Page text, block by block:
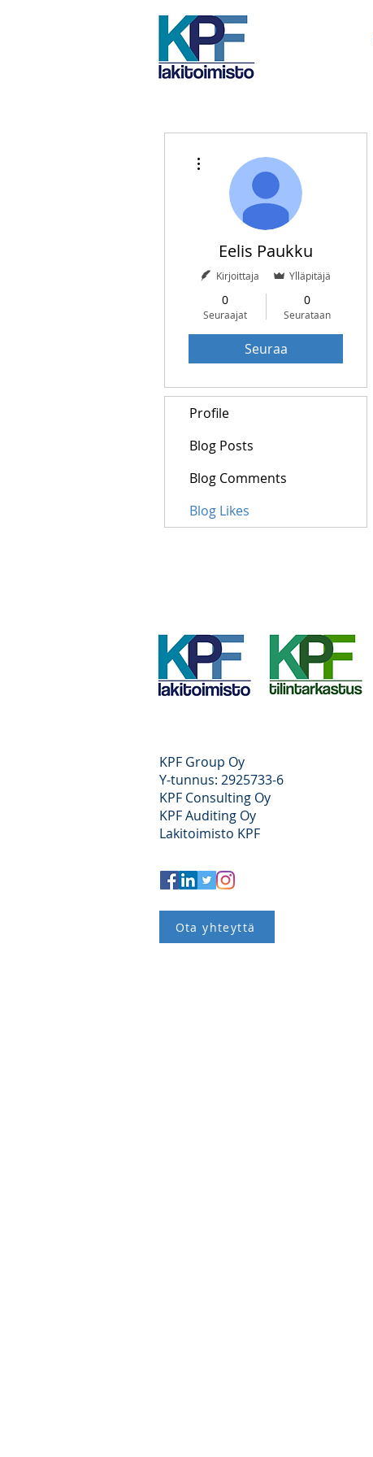
Eelis Paukku
Kirjoittaja Ylläpitäjä
0
Seuraajat
0
Seurataan
Seuraa
Profile
Blog Posts
Blog Comments
Blog Likes
KPF Group Oy
Y-tunnus: 2925733-6
KPF Consulting Oy
KPF Auditing Oy
Lakitoimisto KPF
Ota yhteyttä